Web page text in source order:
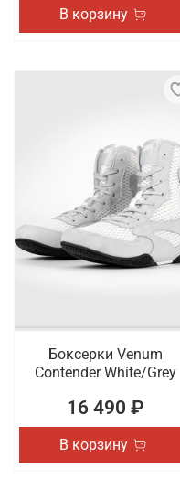
В корзину
Боксерки Venum
Contender White/Grey
16 490 ₽
В корзину